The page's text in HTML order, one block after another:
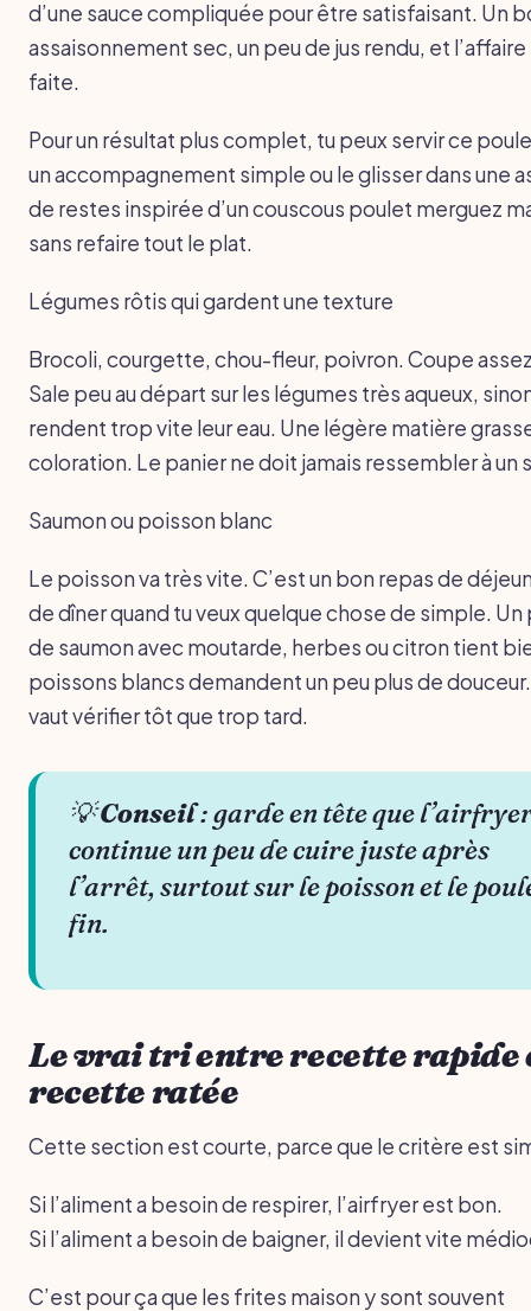
d’une sauce compliquée pour être satisfaisant. Un
assaisonnement sec, un peu de jus rendu, et
faite.
Pour un résultat plus complet, tu peux servir ce
un accompagnement simple ou le glisser dans une
de restes inspirée d’un couscous poulet merguez
sans refaire tout le plat.
Légumes rôtis qui gardent une texture
Brocoli, courgette, chou-fleur, poivron. Coupe
Sale peu au départ sur les légumes très aqueux,
rendent trop vite leur eau. Une légère matière
coloration. Le panier ne doit jamais ressembler à un
Saumon ou poisson blanc
Le poisson va très vite. C’est un bon repas de
de dîner quand tu veux quelque chose de simple. Un
de saumon avec moutarde, herbes ou citron tient
poissons blancs demandent un peu plus de
vaut vérifier tôt que trop tard.
💡Conseil: garde en tête que
continue un peu de cuire juste après
l’arrêt, surtout sur le poisson et le
fin.
Le vrai tri entre recette rapide
recette ratée
Cette section est courte, parce que le critère est
Si l’aliment a besoin de respirer, l’airfryer est bon.
Si l’aliment a besoin de baigner, il devient vite
C’est pour ça que les frites maison y sont souvent